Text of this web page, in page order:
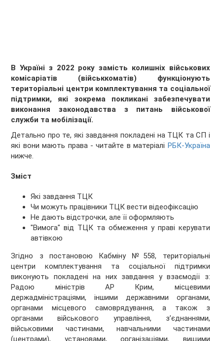
В Україні з 2022 року замість колишніх військових
комісаріатів (військкоматів) функціонують
територіальні центри комплектування та соціальної
підтримки, які зокрема покликані забезпечувати
виконання законодавства з питань військової
служби та мобілізації.
Детально про те, які завдання покладені на ТЦК та СП і
які вони мають права - читайте в матеріалі РБК-Україна
нижче.
Зміст
Які завдання ТЦК
Чи можуть працівники ТЦК вести відеофіксацію
Не дають відстрочки, але її оформляють
"Вимога" від ТЦК та обмеження у праві керувати
автівкою
Згідно з постановою Кабміну №558, територіальні
центри комплектування та соціальної підтримки
виконують покладені на них завдання у взаємодії з:
Радою міністрів АР Крим, місцевими
держадміністраціями, іншими державними органами,
органами місцевого самоврядування, а також з
органами військового управління, з’єднаннями,
військовими частинами, навчальними частинами
(центрами), установами, організаціями, вищими